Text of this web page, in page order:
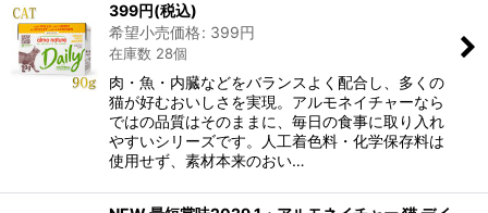
399円(税込)
希望小売価格: 399円
在庫数 28個
肉・魚・内臓などをバランスよく配合し、多くの
猫が好むおいしさを実現。アルモネイチャーなら
ではの品質はそのままに、毎日の食事に取り入れ
やすいシリーズです。人工着色料・化学保存料は
使用せず、素材本来のおい…